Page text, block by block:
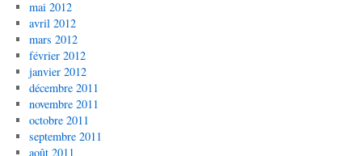
mai 2012
avril 2012
mars 2012
février 2012
janvier 2012
décembre 2011
novembre 2011
octobre 2011
septembre 2011
août 2011